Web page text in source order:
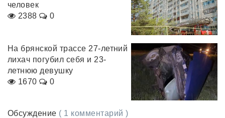
человек
2388
0
На брянской трассе 27-летний
лихач погубил себя и 23-
летнюю девушку
1670
0
Обсуждение ( 1 комментарий )